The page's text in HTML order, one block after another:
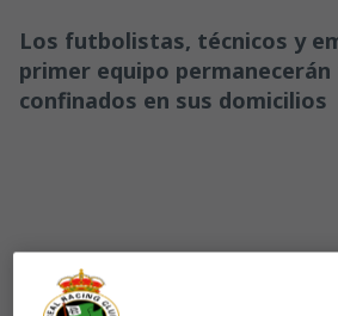
Los futbolistas, técnicos y
primer equipo permanecerán
confinados en sus domicilios